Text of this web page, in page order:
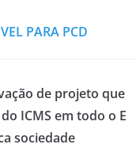
PARA PCD
de projeto que
ICMS em todo o E
sociedade